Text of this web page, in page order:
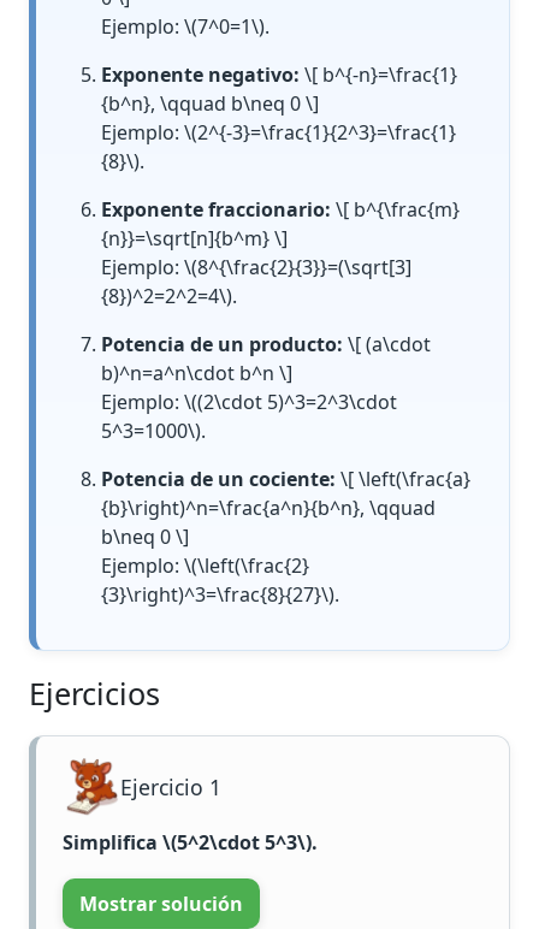
Ejemplo: \(7^0=1\).
Exponente negativo: \[ b^{-n}=\frac{1}
{b^n}, \qquad b\neq 0 \]
Ejemplo: \(2^{-3}=\frac{1}{2^3}=\frac{1}
{8}\).
Exponente fraccionario: \[ b^{\frac{m}
{n}}=\sqrt[n]{b^m} \]
Ejemplo: \(8^{\frac{2}{3}}=(\sqrt[3]
{8})^2=2^2=4\).
Potencia de un producto: \[ (a\cdot
b)^n=a^n\cdot b^n \]
Ejemplo: \((2\cdot 5)^3=2^3\cdot
5^3=1000\).
Potencia de un cociente: \[ \left(\frac{a}
{b}\right)^n=\frac{a^n}{b^n}, \qquad
b\neq 0 \]
Ejemplo: \(\left(\frac{2}
{3}\right)^3=\frac{8}{27}\).
Ejercicios
Ejercicio 1
Simplifica \(5^2\cdot 5^3\).
Mostrar solución